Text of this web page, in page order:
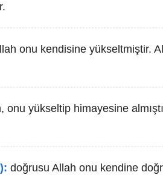
onu kendisine yükseltmiştir.
onu yükseltip himayesine
doğrusu Allah onu kendine